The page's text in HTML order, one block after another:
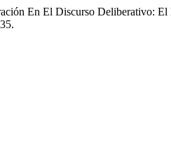
En El Discurso Deliberativo: